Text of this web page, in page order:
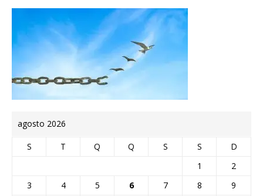
agosto 2026
S T Q Q S S
D
1
2
3
4 5 6 7 8 9